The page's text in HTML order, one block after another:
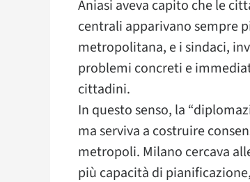
Aniasi aveva capito che le
centrali apparivano sempre
metropolitana, e i sindaci,
problemi concreti e
cittadini.
In questo senso, la
ma serviva a costruire
metropoli. Milano cercava
più capacità di